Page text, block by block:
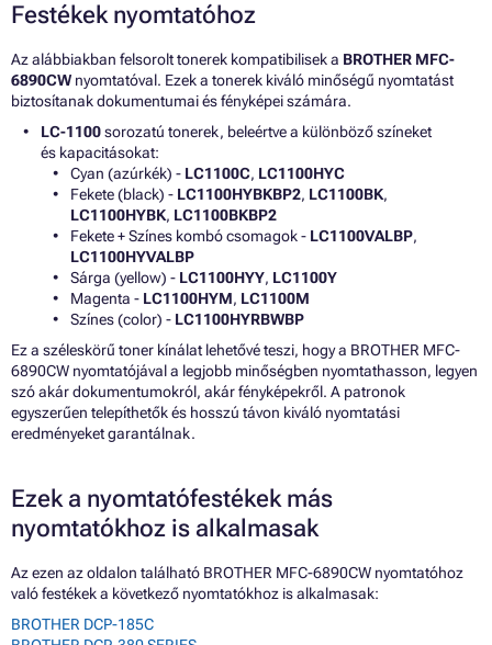
Festékek nyomtatóhoz
Az alábbiakban felsorolt tonerek kompatibilisek a BROTHER MFC-
6890CW nyomtatóval. Ezek a tonerek kiváló minőségű nyomtatást
biztosítanak dokumentumai és fényképei számára.
LC-1100sorozatú tonerek, beleértve a különböző színeket
és kapacitásokat:
Cyan (azúrkék) - LC1100C, LC1100HYC
Fekete (black) - LC1100HYBKBP2, LC1100BK,
LC1100HYBK, LC1100BKBP2
Fekete + Színes kombó csomagok - LC1100VALBP,
LC1100HYVALBP
Sárga (yellow) - LC1100HYY, LC1100Y
Magenta - LC1100HYM, LC1100M
Színes (color) - LC1100HYRBWBP
Ez a széleskörű toner kínálat lehetővé teszi, hogy a BROTHER MFC-
6890CW nyomtatójával a legjobb minőségben nyomtathasson, legyen
szó akár dokumentumokról, akár fényképekről. A patronok
egyszerűen telepíthetők és hosszú távon kiváló nyomtatási
eredményeket garantálnak.
Ezek a nyomtatófestékek más
nyomtatókhoz is alkalmasak
Az ezen az oldalon található BROTHER MFC-6890CW nyomtatóhoz
való festékek a következő nyomtatókhoz is alkalmasak:
BROTHER DCP-185C